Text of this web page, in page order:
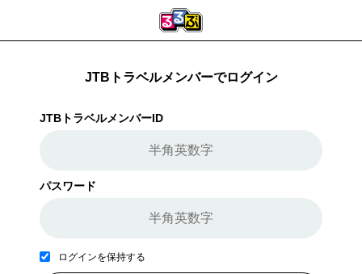
JTBトラベルメンバーでログイン
JTBトラベルメンバーID
パスワード
ログインを保持する